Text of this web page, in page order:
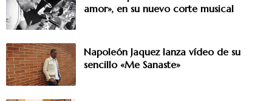
amor», en su nuevo corte musical
Napoleón Jaquez lanza vídeo de su
sencillo «Me Sanaste»